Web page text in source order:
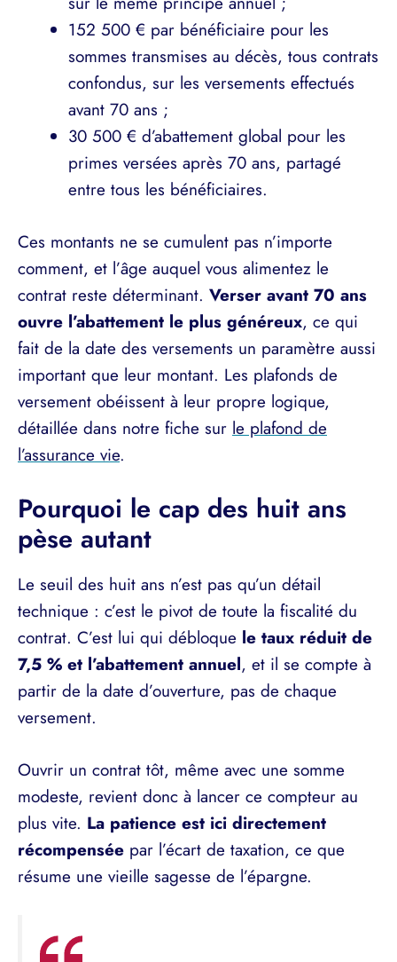
152 500 € par bénéficiaire pour les
sommes transmises au décès, tous contrats
confondus, sur les versements effectués
avant 70 ans ;
30 500 € d’abattement global pour les
primes versées après 70 ans, partagé
entre tous les bénéficiaires.
Ces montants ne se cumulent pas n’importe
comment, et l’âge auquel vous alimentez le
contrat reste déterminant. Verser avant 70 ans
ouvre l’abattement le plus généreux, ce qui
fait de la date des versements un paramètre aussi
important que leur montant. Les plafonds de
versement obéissent à leur propre logique,
détaillée dans notre fiche sur le plafond de
l’assurance vie.
Pourquoi le cap des huit ans
pèse autant
Le seuil des huit ans n’est pas qu’un détail
technique : c’est le pivot de toute la fiscalité du
contrat. C’est lui qui débloque le taux réduit de
7,5 % et l’abattement annuel, et il se compte à
partir de la date d’ouverture, pas de chaque
versement.
Ouvrir un contrat tôt, même avec une somme
modeste, revient donc à lancer ce compteur au
plus vite. La patience est ici directement
récompensée par l’écart de taxation, ce que
résume une vieille sagesse de l’épargne.